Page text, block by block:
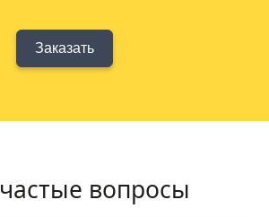
Заказать
частые вопросы